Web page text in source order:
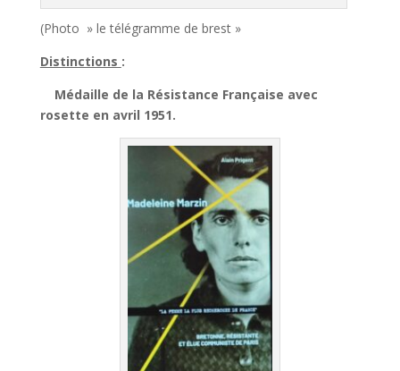
(Photo » le télégramme de brest »
Distinctions :
Médaille de la Résistance Française avec
rosette en avril 1951.